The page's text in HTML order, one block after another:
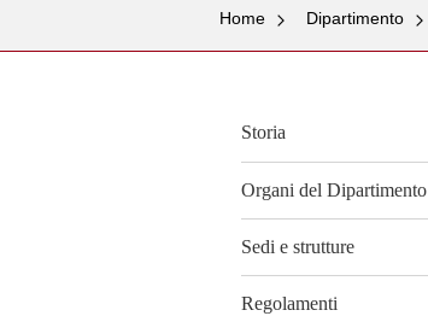
Home Dipartimento
Storia
Organi del Dipartimento
Sedi e strutture
Regolamenti